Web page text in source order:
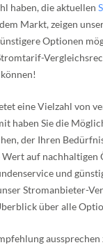
haben, die aktuellen
Markt, zeigen
Optionen
eine Vielzahl von
haben Sie die
der Ihren
Wert auf nachhaltigen
und
Stromanbieter-
über alle